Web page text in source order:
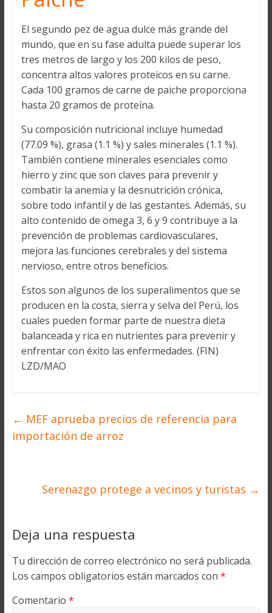
El segundo pez de agua dulce más grande del
mundo, que en su fase adulta puede superar los
tres metros de largo y los 200 kilos de peso,
concentra altos valores proteicos en su carne.
Cada 100 gramos de carne de paiche proporciona
hasta 20 gramos de proteína.
Su composición nutricional incluye humedad
(77.09 %), grasa (1.1 %) y sales minerales (1.1 %).
También contiene minerales esenciales como
hierro y zinc que son claves para prevenir y
combatir la anemia y la desnutrición crónica,
sobre todo infantil y de las gestantes. Además, su
alto contenido de omega 3, 6 y 9 contribuye a la
prevención de problemas cardiovasculares,
mejora las funciones cerebrales y del sistema
nervioso, entre otros beneficios.
Estos son algunos de los superalimentos que se
producen en la costa, sierra y selva del Perú, los
cuales pueden formar parte de nuestra dieta
balanceada y rica en nutrientes para prevenir y
enfrentar con éxito las enfermedades. (FIN)
LZD/MAO
← MEF aprueba precios de referencia para
importación de arroz
Serenazgo protege a vecinos y turistas →
Deja una respuesta
Tu dirección de correo electrónico no será publicada.
Los campos obligatorios están marcados con *
Comentario *